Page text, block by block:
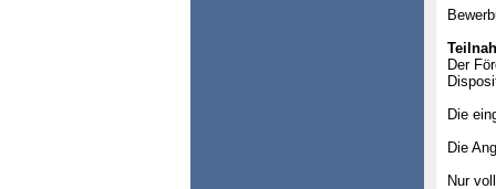
Der
Die
Die
Nur